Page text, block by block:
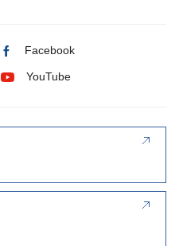
Facebook
YouTube